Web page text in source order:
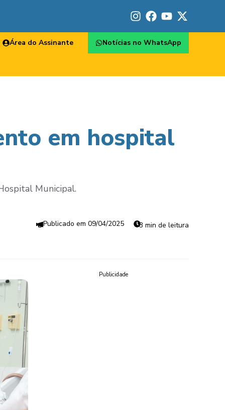
Área do Assinante Notícias no WhatsApp
em hospital
Municipal.
09/04/2025 3 min de leitura
Publicidade